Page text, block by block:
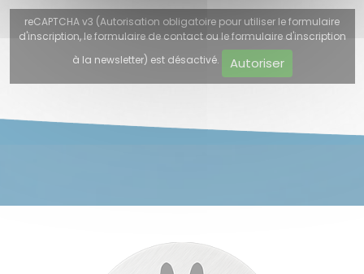
reCAPTCHA v3 (Autorisation obligatoire pour utiliser le formulaire
d'inscription, le formulaire de contact ou le formulaire d'inscription
à la newsletter) est désactivé.
Autoriser